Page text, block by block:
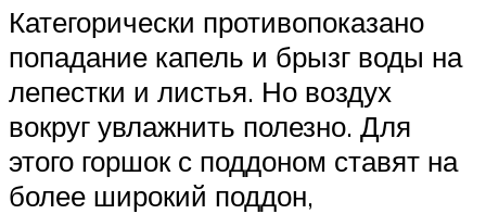
Категорически противопоказано
попадание капель и брызг воды на
лепестки и листья. Но воздух
вокруг увлажнить полезно. Для
этого горшок с поддоном ставят на
более широкий поддон,